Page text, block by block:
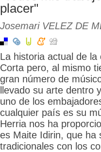
placer"
Josemari VELEZ DE
La historia actual de
Corta pero, al mismo
gran número de
llevado su arte
uno de los
cualquier país es su
Herria nos ha
es Maite Idirin, que ha
tradicionales con los